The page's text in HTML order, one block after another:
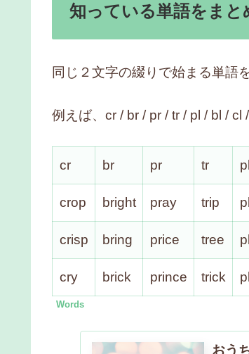
知っている単語をまと
同じ２文字の綴りで始まる単語
例えば、cr / br / pr / tr / pl / bl /
cr br pr tr pl
crop bright pray trip
crisp bring price tree
cry brick prince trick
Words
おう